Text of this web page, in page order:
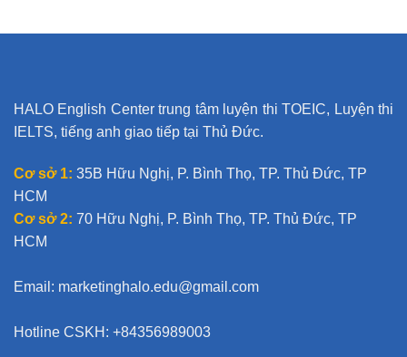
r
i
v
:
HALO English Center trung tâm luyện thi TOEIC, Luyện thi
IELTS, tiếng anh giao tiếp tại Thủ Đức.
Cơ sở 1: 35B Hữu Nghị, P. Bình Thọ, TP. Thủ Đức, TP
HCM
Cơ sở 2: 70 Hữu Nghị, P. Bình Thọ, TP. Thủ Đức, TP
HCM
Email: marketinghalo.edu@gmail.com
Hotline CSKH: +84356989003